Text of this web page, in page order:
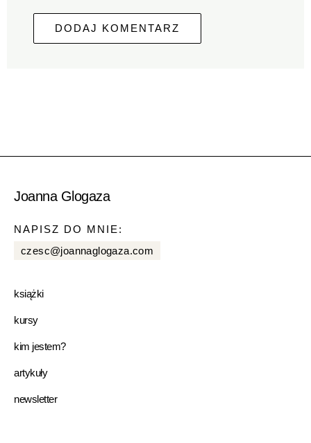
Joanna Glogaza
NAPISZ DO MNIE:
czesc@joannaglogaza.com
książki
kursy
kim jestem?
artykuły
newsletter